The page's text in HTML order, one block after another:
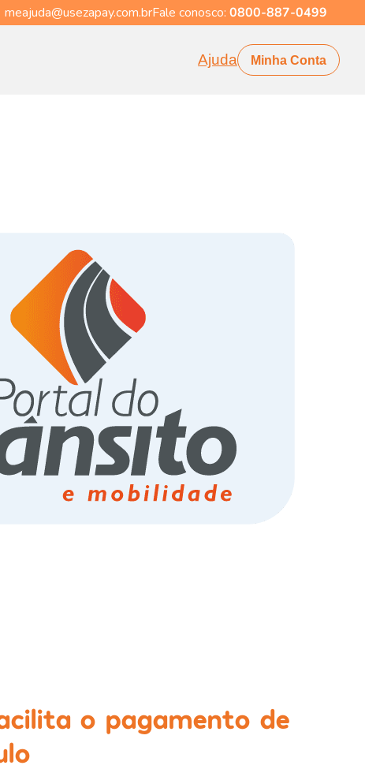
meajuda@usezapay.com.brFale conosco: 0800-887-0499
Ajuda Minha Conta
o pagamento de